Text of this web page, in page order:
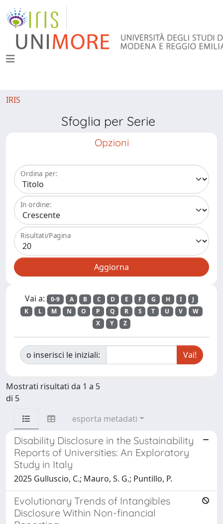
IRIS
Sfoglia per Serie
Opzioni
Ordina per:
In ordine:
Risultati/Pagina
Vai a: 0-9 A B C D E F G H I
J
K
L M N O P Q R S T U V
W
X
Y Z
o inserisci le iniziali:
Mostrati risultati da 1 a 5
di 5
esporta metadati
Disability Disclosure in the Sustainability
Reports of Universities: An Exploratory
Study in Italy
2025 Gulluscio, C.; Mauro, S. G.; Puntillo, P.
Evolutionary Trends of Intangibles
Disclosure Within Non-financial